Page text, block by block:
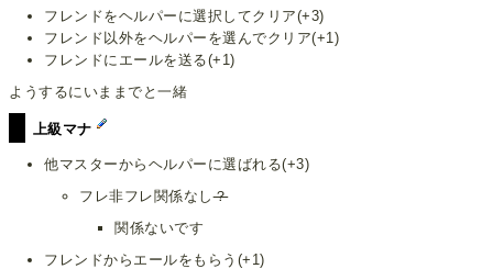
フレンドをヘルパーに選択してクリア(+3)
フレンド以外をヘルパーを選んでクリア(+1)
フレンドにエールを送る(+1)
ようするにいままでと一緒
上級マナ
他マスターからヘルパーに選ばれる(+3)
フレ非フレ関係なし？
関係ないです
フレンドからエールをもらう(+1)